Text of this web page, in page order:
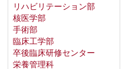
リハビリテーション部
核医学部
手術部
臨床工学部
卒後臨床研修センター
栄養管理科